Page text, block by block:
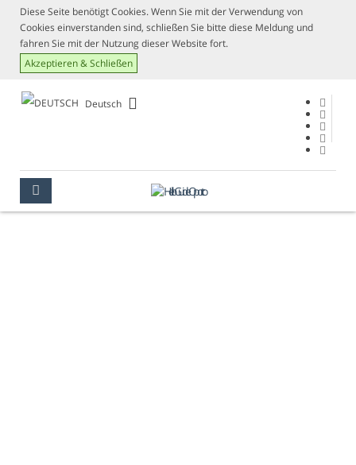
Diese Seite benötigt Cookies. Wenn Sie mit der Verwendung von
Cookies einverstanden sind, schließen Sie bitte diese Meldung und
fahren Sie mit der Nutzung dieser Website fort.
Akzeptieren & Schließen
Deutsch